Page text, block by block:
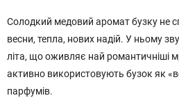
Солодкий медовий аромат бузку не
весни, тепла, нових надій. У ньому
літа, що оживляє най романтичніші
активно використовують бузок як
парфумів.